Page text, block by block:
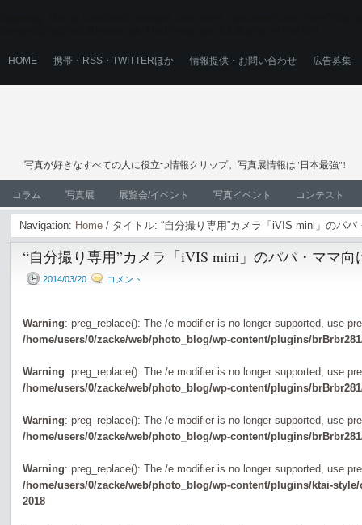
HOME 携帯・RSS・TWITTERほか 情報提供・お問い合わせ 広告募集
写真が好きなすべての人に役立つ情報クリップ。写真展情報は"日本最強"!
コラム 写真展 展覧会/イベント 写真イベント コンテスト
Navigation: Home / タイトル: “自分撮り専用”カメラ「iVIS mini」のパ
“自分撮り専用”カメラ「iVIS mini」のパパ・ママ向
2014/03/20 コメント
Warning: preg_replace(): The /e modifier is no longer supported, use
/home/users/0/zacke/web/photo_blog/wp-content/plugins/
Warning: preg_replace(): The /e modifier is no longer supported, use
/home/users/0/zacke/web/photo_blog/wp-content/plugins/
Warning: preg_replace(): The /e modifier is no longer supported, use
/home/users/0/zacke/web/photo_blog/wp-content/plugins/
Warning: preg_replace(): The /e modifier is no longer supported, use
/home/users/0/zacke/web/photo_blog/wp-content/plugins/ktai-
2018